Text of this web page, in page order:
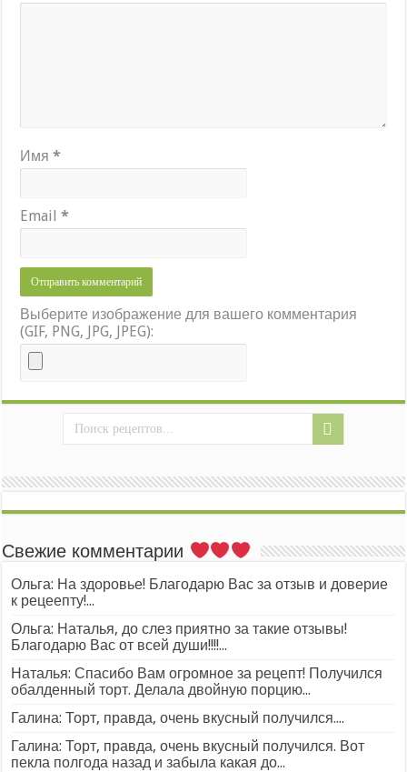
Имя*
Email*
Выберите изображение для вашего комментария
(GIF, PNG, JPG, JPEG):
Свежие комментарии
Ольга: На здоровье! Благодарю Вас за отзыв и доверие
к рецеепту!...
Ольга: Наталья, до слез приятно за такие отзывы!
Благодарю Вас от всей души!!!!...
Наталья: Спасибо Вам огромное за рецепт! Получился
обалденный торт. Делала двойную порцию...
Галина: Торт, правда, очень вкусный получился....
Галина: Торт, правда, очень вкусный получился. Вот
пекла полгода назад и забыла какая до...